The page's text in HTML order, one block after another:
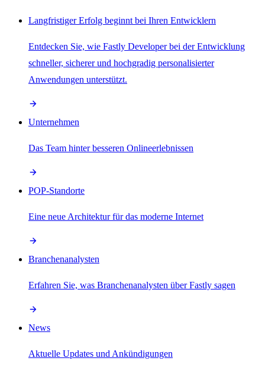
Langfristiger Erfolg beginnt bei Ihren Entwicklern
Entdecken Sie, wie Fastly Developer bei der Entwicklung
schneller, sicherer und hochgradig personalisierter
Anwendungen unterstützt.
Unternehmen
Das Team hinter besseren Onlineerlebnissen
POP-Standorte
Eine neue Architektur für das moderne Internet
Branchenanalysten
Erfahren Sie, was Branchenanalysten über Fastly sagen
News
Aktuelle Updates und Ankündigungen